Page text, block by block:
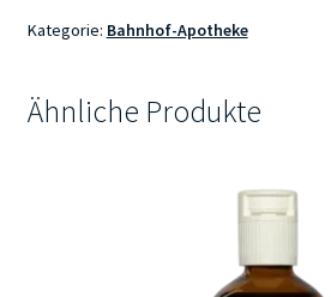
Kategorie: Bahnhof-Apotheke
Ähnliche Produkte